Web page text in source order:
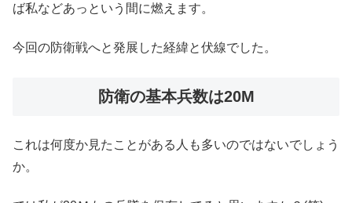
ば私などあっという間に燃えます。
今回の防衛戦へと発展した経緯と伏線でした。
防衛の基本兵数は20M
これは何度か見たことがある人も多いのではないでしょう
か。